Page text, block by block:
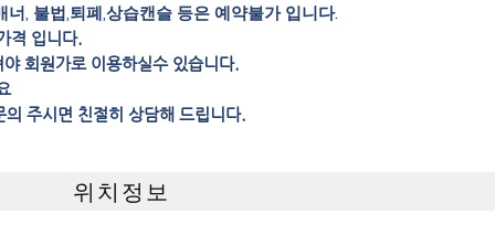
, 불법,퇴폐,상습캔슬 등은 예약불가 입니다.
격 입니다.
회원가로 이용하실수 있습니다.
주시면 친절히 상담해 드립니다.
위치정보